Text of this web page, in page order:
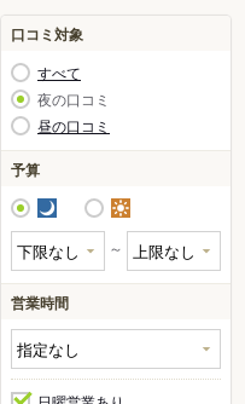
口コミ対象
すべて
夜の口コミ
昼の口コミ
予算
夜 昼
～
営業時間